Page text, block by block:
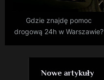
Gdzie znajdę pomoc
drogową 24h w Warszawie?
Nowe artykuły